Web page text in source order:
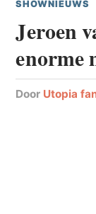
SHOWNIEUWS
Jeroen
enorme
door Utopia